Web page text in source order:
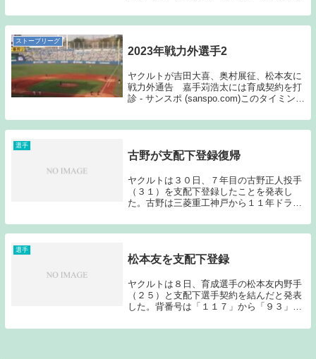
ある選手。投げられる状態になり次第テス
トを受けてもらう予定です」と明かし
ストーブリーグ
2023年戦力外選手2
ヤクルトが吉田大喜、奥村展征、松本友に
戦力外通告 嘉手苅浩太には育成契約を打
診 - サンスポ (sanspo.com)このタイミング
ていなかった。嘉手苅については、育成契
約を打診とのことだが、やはり寂し...
選手
古野が支配下登録復帰
ヤクルトは３０日、７年目の古野正人投手
（３１）を支配下登録したことを発表し
た。古野は三菱重工神戸から１１年ドラフ
果たし、１５年に２７試合に登板するなど
リーグ優勝に貢献したが、１６年に右肩を
選手
松本友を支配下登録
ヤクルトは８日、育成選手の松本友内野手
（２５）と支配下選手契約を結んだと発表
した。背番号は「１１７」から「９３」に
－明学大－ＢＣリーグ福井を経て、１９年